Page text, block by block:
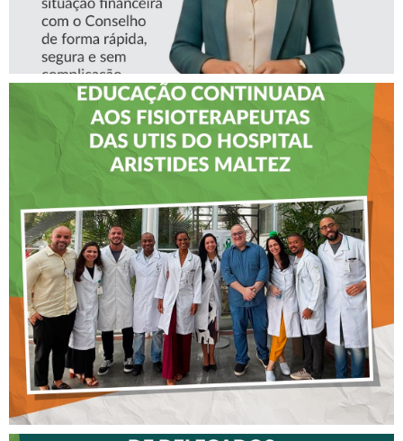
CREFITO-7 LEVA EDUCAÇÃO
CONTINUADA AOS
FISIOTERAPEUTAS DAS UTIs
DO HOSPITAL ARISTIDES
MALTEZ